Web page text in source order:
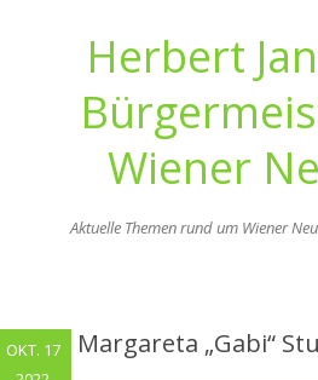
Herbert
Wiener
Aktuelle Themen rund um Wiener
Margareta „Gabi“
OKT. 17